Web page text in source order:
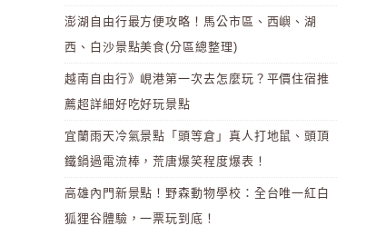
澎湖自由行最方便攻略！馬公市區、西嶼、湖
西、白沙景點美食(分區總整理)
越南自由行》峴港第一次去怎麼玩？平價住宿推
薦超詳細好吃好玩景點
宜蘭雨天冷氣景點「頭等倉」真人打地鼠、頭頂
鐵鍋過電流棒，荒唐爆笑程度爆表！
高雄內門新景點！野森動物學校：全台唯一紅白
狐狸谷體驗，一票玩到底！